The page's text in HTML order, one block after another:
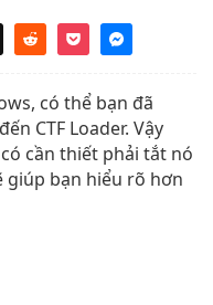
có thể bạn đã
CTF Loader. Vậy
cần thiết phải tắt nó
giúp bạn hiểu rõ hơn